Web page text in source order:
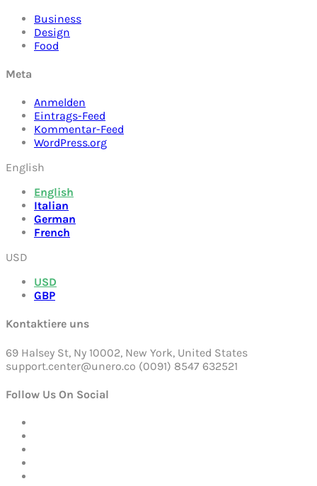
Business
Design
Food
Meta
Anmelden
Eintrags-Feed
Kommentar-Feed
WordPress.org
English
English
Italian
German
French
USD
USD
GBP
Kontaktiere uns
69 Halsey St, Ny 10002, New York, United States
support.center@unero.co (0091) 8547 632521
Follow Us On Social